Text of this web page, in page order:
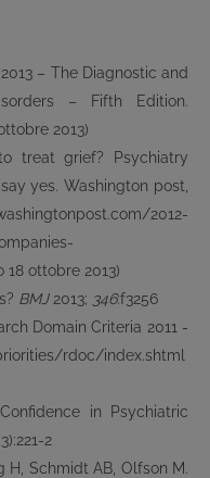
– The Diagnostic and
– Fifth Edition.
2013)
treat grief? Psychiatry
yes. Washington post,
2012-
ottobre 2013)
BMJ2013; 346:f3256
Domain Criteria 2011 -
rdoc/index.shtml
in Psychiatric
2
H, Schmidt AB, Olfson M.